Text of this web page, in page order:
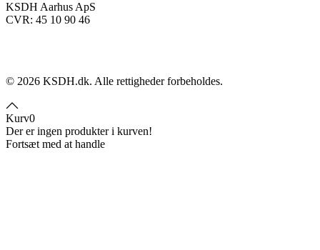
KSDH Aarhus ApS
CVR: 45 10 90 46
© 2026 KSDH.dk. Alle rettigheder forbeholdes.
Kurv0
Der er ingen produkter i kurven!
Fortsæt med at handle